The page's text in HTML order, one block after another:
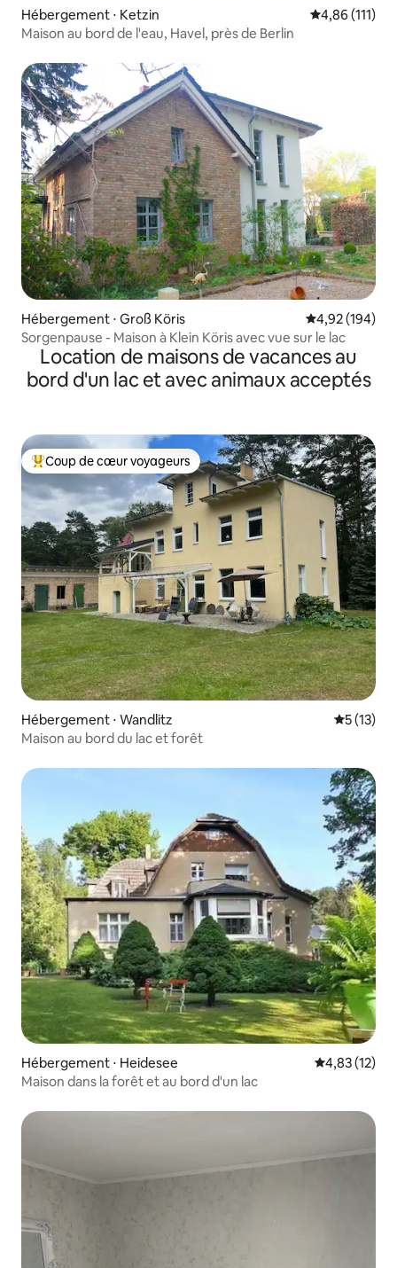
Hébergement ⋅ Ketzin Évaluation
4,86 (111)
Maison au bord de l'eau, Havel, près de Berlin
Hébergement ⋅ Groß Köris Évaluation
4,92 (194)
Sorgenpause - Maison à Klein Köris avec vue sur le lac
Location de maisons de vacances au
bord d'un lac et avec animaux acceptés
Coups de cœur voyageurs les plus appréciés
Coup de cœur voyageurs
Hébergement ⋅ Wandlitz
5 (13)
Maison au bord du lac et forêt
Hébergement ⋅ Heidesee Évaluation
4,83 (12)
Maison dans la forêt et au bord d'un lac